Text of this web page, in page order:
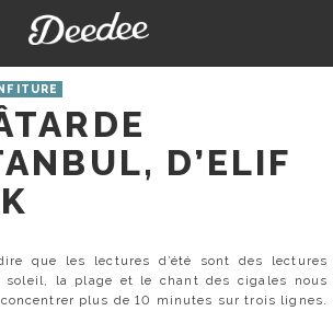
D’ELIF
que les lectures d’été sont des lectures
soleil, la plage et le chant des cigales nous
plus de 10 minutes sur trois lignes.